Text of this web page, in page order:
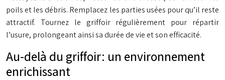
poils et les débris. Remplacez les parties usées pour qu’il reste
attractif. Tournez le griffoir régulièrement pour répartir
l’usure, prolongeant ainsi sa durée de vie et son efficacité.
Au-delà du griffoir: un environnement
enrichissant